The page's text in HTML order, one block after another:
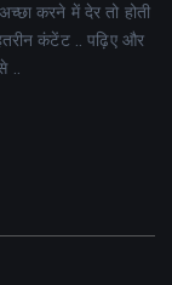
करने में देर तो होती
कंटेंट .. पढ़िए और
..